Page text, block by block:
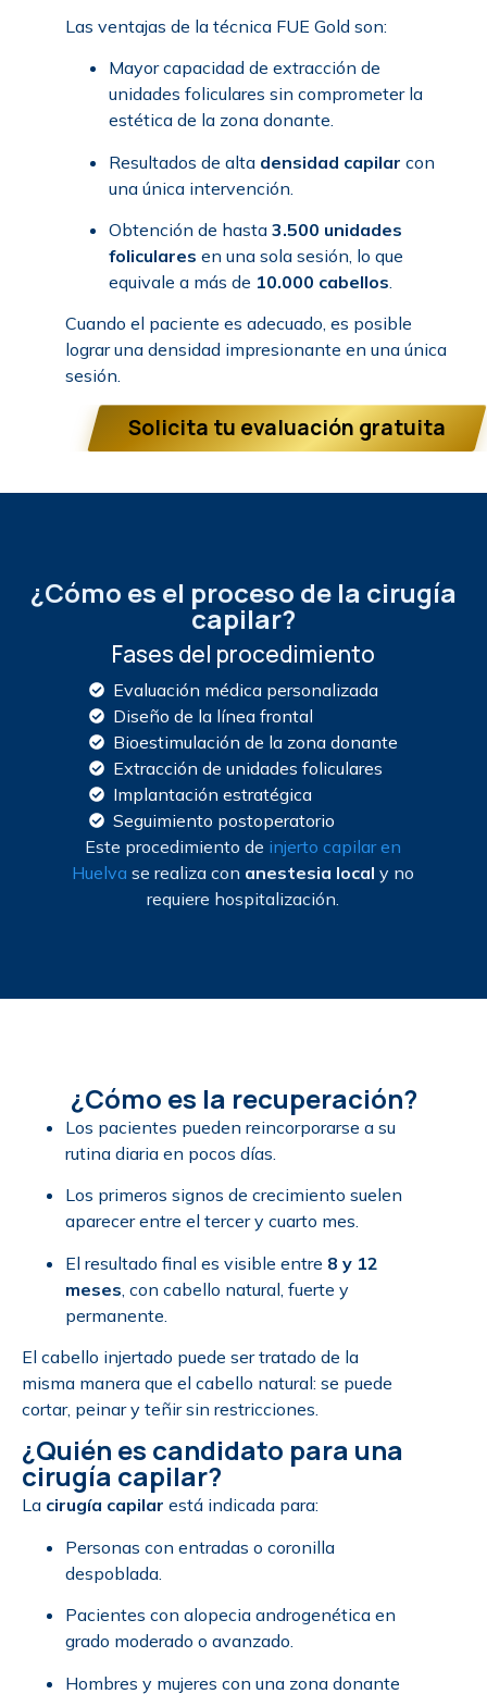
Las ventajas de la técnica FUE Gold son:
Mayor capacidad de extracción de
unidades foliculares sin comprometer la
estética de la zona donante.
Resultados de alta densidad capilar con
una única intervención.
Obtención de hasta 3.500 unidades
foliculares en una sola sesión, lo que
equivale a más de 10.000 cabellos.
Cuando el paciente es adecuado, es posible
lograr una densidad impresionante en una única
sesión.
Solicita tu evaluación gratuita
¿Cómo es el proceso de la cirugía
capilar?
Fases del procedimiento
Evaluación médica personalizada
Diseño de la línea frontal
Bioestimulación de la zona donante
Extracción de unidades foliculares
Implantación estratégica
Seguimiento postoperatorio
Este procedimiento de injerto capilar en
Huelva se realiza con anestesia local y no
requiere hospitalización.
¿Cómo es la recuperación?
Los pacientes pueden reincorporarse a su
rutina diaria en pocos días.
Los primeros signos de crecimiento suelen
aparecer entre el tercer y cuarto mes.
El resultado final es visible entre 8 y 12
meses , con cabello natural, fuerte y
permanente.
El cabello injertado puede ser tratado de la
misma manera que el cabello natural: se puede
cortar, peinar y teñir sin restricciones.
¿Quién es candidato para una
cirugía capilar?
La cirugía capilar está indicada para:
Personas con entradas o coronilla
despoblada.
Pacientes con alopecia androgenética en
grado moderado o avanzado.
Hombres y mujeres con una zona donante